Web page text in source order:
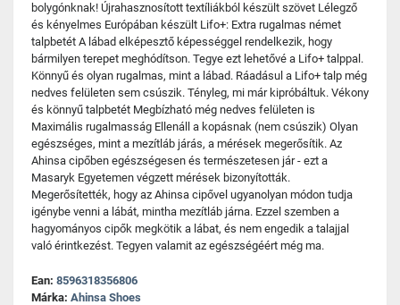
bolygónknak! Újrahasznosított textíliákból készült szövet Lélegző
és kényelmes Európában készült Lifo+: Extra rugalmas német
talpbetét A lábad elképesztő képességgel rendelkezik, hogy
bármilyen terepet meghódítson. Tegye ezt lehetővé a Lifo+ talppal.
Könnyű és olyan rugalmas, mint a lábad. Ráadásul a Lifo+ talp még
nedves felületen sem csúszik. Tényleg, mi már kipróbáltuk. Vékony
és könnyű talpbetét Megbízható még nedves felületen is
Maximális rugalmasság Ellenáll a kopásnak (nem csúszik) Olyan
egészséges, mint a mezítláb járás, a mérések megerősítik. Az
Ahinsa cipőben egészségesen és természetesen jár - ezt a
Masaryk Egyetemen végzett mérések bizonyították.
Megerősítették, hogy az Ahinsa cipővel ugyanolyan módon tudja
igénybe venni a lábát, mintha mezítláb járna. Ezzel szemben a
hagyományos cipők megkötik a lábat, és nem engedik a talajjal
való érintkezést. Tegyen valamit az egészségéért még ma.
Ean: 8596318356806
Márka: Ahinsa Shoes